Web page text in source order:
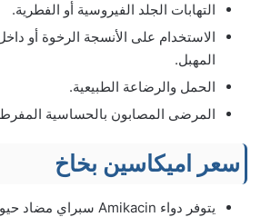
التهابات الجلد الفيروسية أو الفطرية.
الاستخدام على الأنسجة الرخوة أو
المهبل.
الحمل والرضاعة الطبيعية.
المرضى المصابون بالحساسية المفرطة
سعر اميكاسين بخاخ